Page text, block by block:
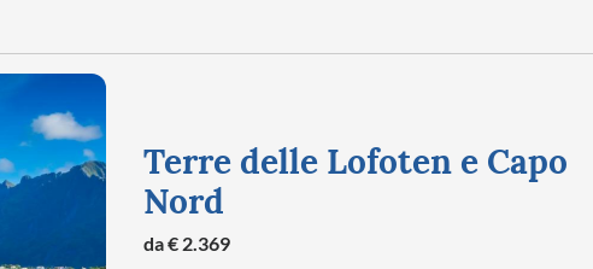
Terre delle Lofoten e Capo
Nord
da € 2.369